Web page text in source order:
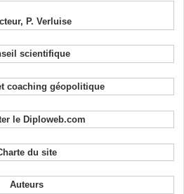
P. Verluise
scientifique
coaching géopolitique
le Diploweb.com
du site
Auteurs